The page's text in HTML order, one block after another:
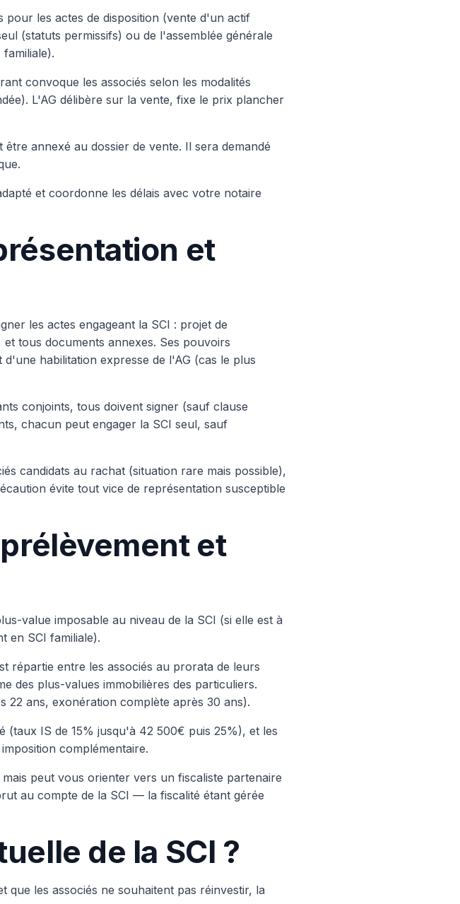
pour les actes de disposition (vente d'un actif
(statuts permissifs) ou de l'assemblée générale
convoque les associés selon les modalités
L'AG délibère sur la vente, fixe le prix plancher
être annexé au dossier de vente. Il sera demandé
et coordonne les délais avec votre notaire
et
les actes engageant la SCI : projet de
tous documents annexes. Ses pouvoirs
habilitation expresse de l'AG (cas le plus
conjoints, tous doivent signer (sauf clause
chacun peut engager la SCI seul, sauf
candidats au rachat (situation rare mais possible),
évite tout vice de représentation susceptible
et
value imposable au niveau de la SCI (si elle est à
en SCI familiale).
répartie entre les associés au prorata de leurs
des plus-values immobilières des particuliers.
ans, exonération complète après 30 ans).
(taux IS de 15% jusqu'à 42 500€ puis 25%), et les
complémentaire.
peut vous orienter vers un fiscaliste partenaire
au compte de la SCI — la fiscalité étant gérée
de la SCI ?
que les associés ne souhaitent pas réinvestir, la